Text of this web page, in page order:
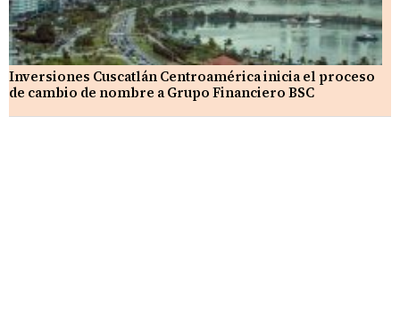
Inversiones Cuscatlán Centroamérica inicia el proceso
de cambio de nombre a Grupo Financiero BSC